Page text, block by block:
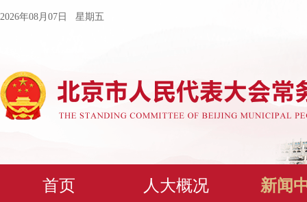
2026年08月07日 星期五
首页 人大概况 新闻